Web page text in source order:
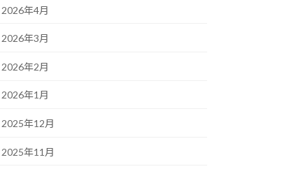
2026年4月
2026年3月
2026年2月
2026年1月
2025年12月
2025年11月